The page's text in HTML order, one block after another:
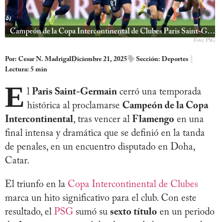
Campeón de la Copa Intercontinental de Clubes Paris Saint-Germain Se Corona Campeón
Foto: PSG
Por: Cesar N. MadrigalDiciembre 21, 2025 Sección: Deportes
Lectura: 5 min
E l Paris Saint-Germain cerró una temporada
histórica al proclamarse Campeón de la Copa
Intercontinental, tras vencer al Flamengo en una
final intensa y dramática que se definió en la tanda
de penales, en un encuentro disputado en Doha,
Catar.
El triunfo en la Copa Intercontinental de Clubes
marca un hito significativo para el club. Con este
resultado, el PSG sumó su sexto título en un periodo